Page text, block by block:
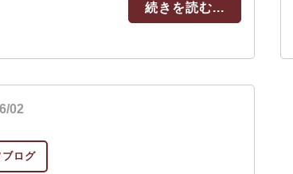
続きを読む...
02
ブログ